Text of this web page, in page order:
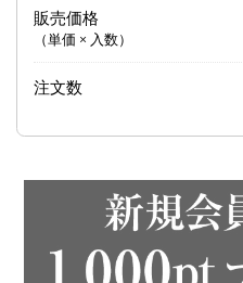
販売価格
（単価 × 入数）
注文数